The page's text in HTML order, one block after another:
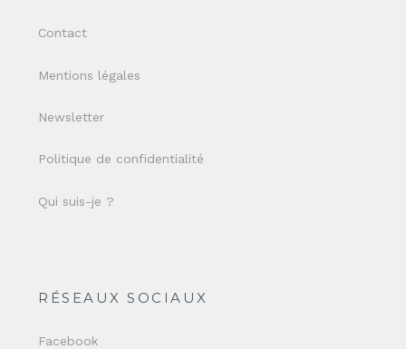
Contact
Mentions légales
Newsletter
Politique de confidentialité
Qui suis-je ?
RÉSEAUX SOCIAUX
Facebook